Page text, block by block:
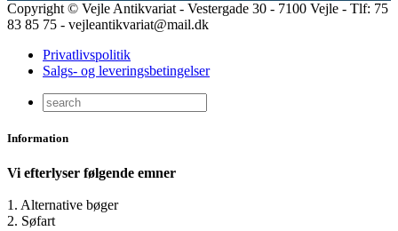
Copyright © Vejle Antikvariat - Vestergade 30 - 7100 Vejle - Tlf: 75
83 85 75 - vejleantikvariat@mail.dk
Privatlivspolitik
Salgs- og leveringsbetingelser
Information
Vi efterlyser følgende emner
1. Alternative bøger
2. Søfart